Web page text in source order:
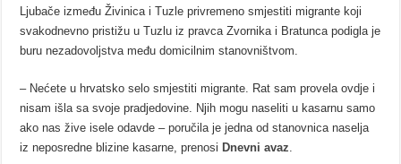
Ljubače između Živinica i Tuzle privremeno smjestiti migrante koji
svakodnevno pristižu u Tuzlu iz pravca Zvornika i Bratunca podigla je
buru nezadovoljstva među domicilnim stanovništvom.
– Nećete u hrvatsko selo smjestiti migrante. Rat sam provela ovdje i
nisam išla sa svoje pradjedovine. Njih mogu naseliti u kasarnu samo
ako nas žive isele odavde – poručila je jedna od stanovnica naselja
iz neposredne blizine kasarne, prenosi Dnevni avaz.